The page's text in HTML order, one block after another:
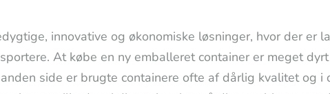
innovative og økonomiske løsninger, hvor der er
At købe en ny emballeret container er meget
side er brugte containere ofte af dårlig kvalitet og